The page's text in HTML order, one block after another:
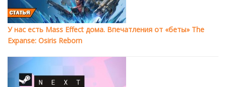
У нас есть Mass Effect дома. Впечатления от «беты» The
Expanse: Osiris Reborn